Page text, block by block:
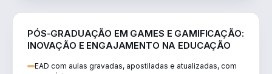
PÓS-GRADUAÇÃO EM GAMES E GAMIFICAÇÃO:
INOVAÇÃO E ENGAJAMENTO NA EDUCAÇÃO
EAD com aulas gravadas, apostiladas e atualizadas, com